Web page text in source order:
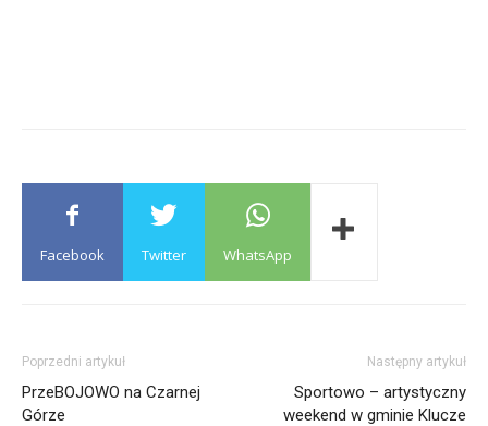
Facebook Twitter WhatsApp
Poprzedni artykuł
PrzeBOJOWO na Czarnej
Górze
Następny artykuł
Sportowo – artystyczny
weekend w gminie Klucze